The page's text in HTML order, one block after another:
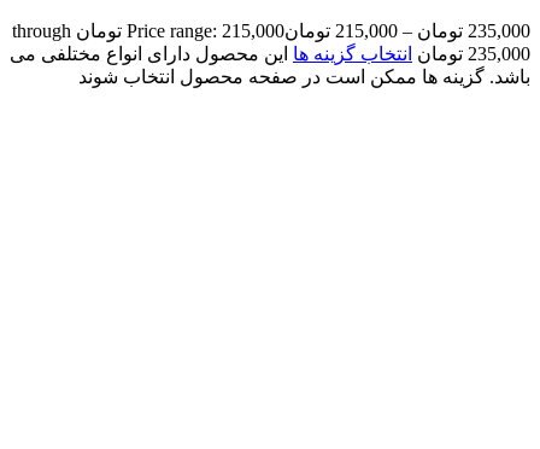
235,000 تومان –
215,000 تومان
Price range: 215,000 تومان through
235,000 تومان
انتخاب گزینه ها این محصول دارای انواع مختلفی می
باشد. گزینه ها ممکن است در صفحه محصول انتخاب شوند